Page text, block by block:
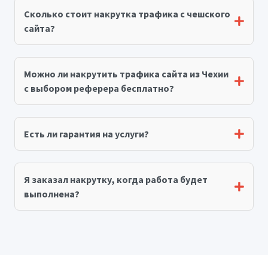
Сколько стоит накрутка трафика с чешского
сайта?
Можно ли накрутить трафика сайта из Чехии
с выбором реферера бесплатно?
Есть ли гарантия на услуги?
Я заказал накрутку, когда работа будет
выполнена?